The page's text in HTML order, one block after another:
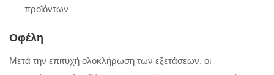
προϊόντων
Οφέλη
Μετά την επιτυχή ολοκλήρωση των εξετάσεων, οι